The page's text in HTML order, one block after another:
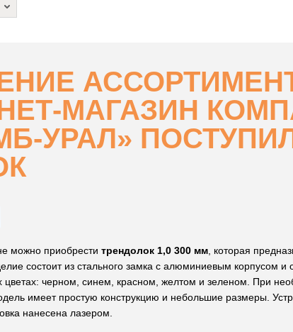
МАГАЗИН
УРАЛ»
можно приобрести трендолок 1,0 300 мм, которая
состоит из стального замка с алюминиевым корпусом и
цветах: черном, синем, красном, желтом и зеленом. При
имеет простую конструкцию и небольшие размеры.
нанесена лазером.